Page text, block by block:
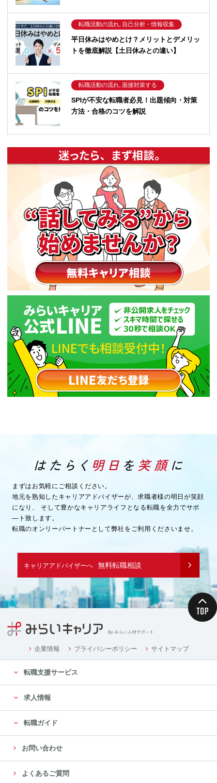
転職活動の流れ, 自己分析・情報収集
平日休みはやめとけ？メリットとデメリッ
トを徹底解説【土日休みとの違い】
転職活動の流れ, 面接対策する
SPIが不安な転職者必見！出題傾向・対策
方法・合格のコツを解説
まずはお気軽にご相談ください。
地元を熟知したキャリアアドバイザーが、求職者様の明日が笑顔
になり、
そして豊かなキャリアライフとなる転職を全力でサポ
―ト致します。
転職のオンリーパートナーとして弊社をご利用くださいませ。
キャリアアドバイザーへ 無料転職相談
企業情報 プライバシーポリシー サイトマップ
転職支援サービス
求人情報
転職ガイド
お問い合わせ
よくあるご質問